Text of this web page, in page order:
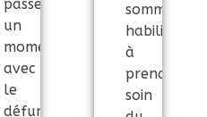
passer
un
moment
avec
le
défunt,
sommes
habilités
à
prendre
soin